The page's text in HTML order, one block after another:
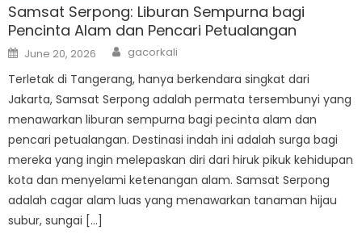
Samsat Serpong: Liburan Sempurna bagi
Pencinta Alam dan Pencari Petualangan
Posted
on
June 20, 2026 Author
gacorkali
Terletak di Tangerang, hanya berkendara singkat dari
Jakarta, Samsat Serpong adalah permata tersembunyi yang
menawarkan liburan sempurna bagi pecinta alam dan
pencari petualangan. Destinasi indah ini adalah surga bagi
mereka yang ingin melepaskan diri dari hiruk pikuk kehidupan
kota dan menyelami ketenangan alam. Samsat Serpong
adalah cagar alam luas yang menawarkan tanaman hijau
subur, sungai […]